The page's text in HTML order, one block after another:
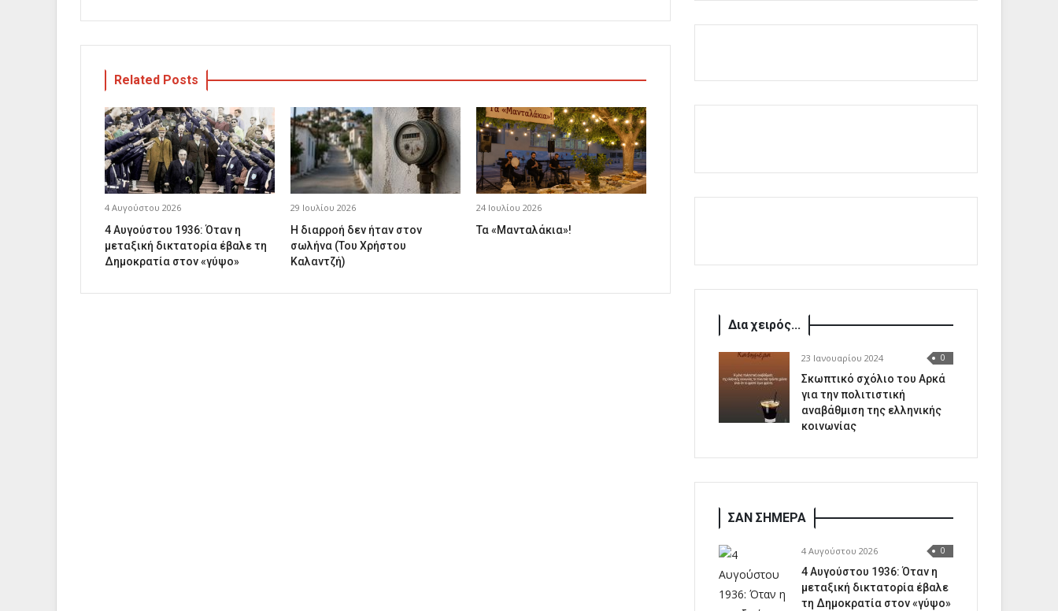
Related Posts
4 Αυγούστου 2026
4 Αυγούστου 1936: Όταν η
μεταξική δικτατορία έβαλε τη
Δημοκρατία στον «γύψο»
29 Ιουλίου 2026
Η διαρροή δεν ήταν στον
σωλήνα (Του Χρήστου
Καλαντζή)
24 Ιουλίου 2026
Τα «Μανταλάκια»!
Δια χειρός...
23 Ιανουαρίου 2024 0
Σκωπτικό σχόλιο του Αρκά
για την πολιτιστική
αναβάθμιση της ελληνικής
κοινωνίας
ΣΑΝ ΣΗΜΕΡΑ
4 Αυγούστου 2026 0
4 Αυγούστου 1936: Όταν η
μεταξική δικτατορία έβαλε
τη Δημοκρατία στον «γύψο»